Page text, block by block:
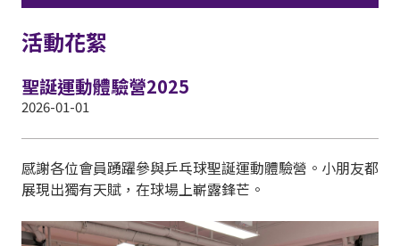
活動花絮
聖誕運動體驗營2025
2026-01-01
感謝各位會員踴躍參與乒乓球聖誕運動體驗營。小朋友都
展現出獨有天賦，在球場上嶄露鋒芒。